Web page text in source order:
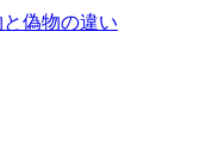
偽物の違い